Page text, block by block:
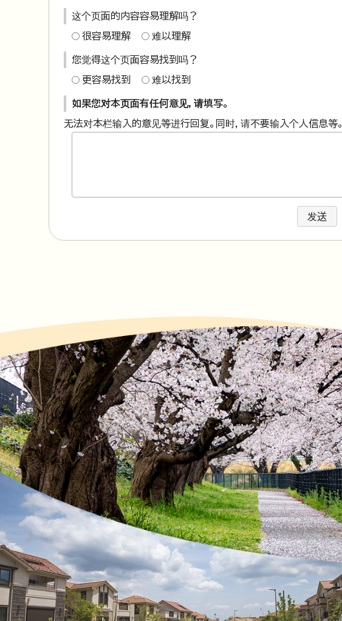
这个页面的内容容易理解吗？
很容易理解 难以理解
您觉得这个页面容易找到吗？
更容易找到 难以找到
如果您对本页面有任何意见，请填写。
无法对本栏输入的意见等进行回复。同时，请不要输入个人信息等。
发送